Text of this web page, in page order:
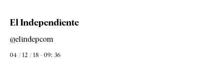
El Independiente
@elindepcom
04 / 12 / 18 - 09: 36